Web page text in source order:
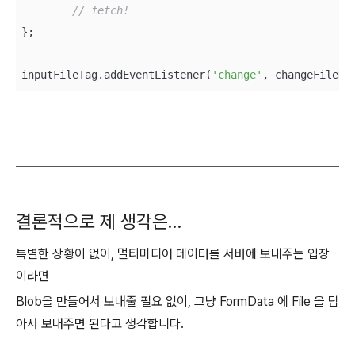
// fetch!
};
inputFileTag.addEventListener( 'change'
결론적으로 제 생각은…
특별한 상황이 없이, 멀티미디어 데이터를 서버에 보내주는 입장
이라면
Blob을 만들어서 보내줄 필요 없이, 그냥 FormData 에 File 을 담
아서 보내주면 된다고 생각합니다.